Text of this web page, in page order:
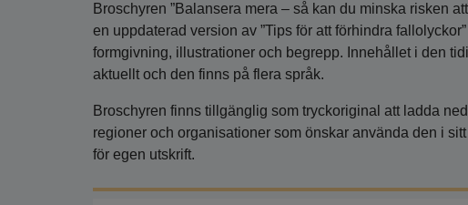
Broschyren ”Balansera mera – så kan du minska risken
en uppdaterad version av ”Tips för att förhindra
formgivning, illustrationer och begrepp. Innehållet i den
aktuellt och den finns på flera språk.
Broschyren finns tillgänglig som tryckoriginal att ladda
regioner och organisationer som önskar använda den i
för egen utskrift.